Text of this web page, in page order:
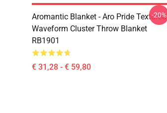
Aromantic Blanket - Aro Pride Textured
Waveform Cluster Throw Blanket
RB1901
€ 31,28 - € 59,80
-20%